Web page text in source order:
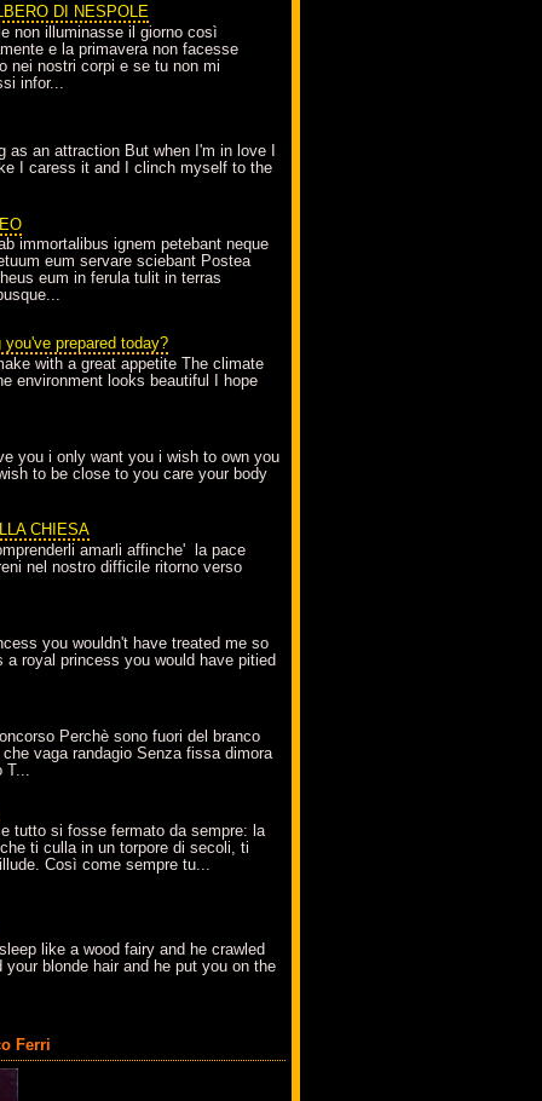
DI NESPOLE
non illuminasse il giorno così
e la primavera non facesse
nei nostri corpi e se tu non mi
infor...
as an attraction But when I'm in love I
I caress it and I clinch myself to the
immortalibus ignem petebant neque
eum servare sciebant Postea
eum in ferula tulit in terras
prepared today?
with a great appetite The climate
environment looks beautiful I hope
you i only want you i wish to own you
to be close to you care your body
CHIESA
amarli affinche' la pace
nel nostro difficile ritorno verso
you wouldn't have treated me so
a royal princess you would have pitied
Perchè sono fuori del branco
vaga randagio Senza fissa dimora
T...
tutto si fosse fermato da sempre: la
ti culla in un torpore di secoli, ti
Così come sempre tu...
like a wood fairy and he crawled
blonde hair and he put you on the
Ferri